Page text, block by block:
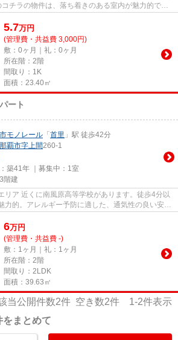
チラの物件は、落ち着きのある室内が魅力的で
日も...
5.7万円
(管理費・共益費 3,000円)
敷：0ヶ月｜礼：0ヶ月
所在階：2階
間取り：1K
面積：23.40㎡
ート
モノレール 「 首里 」駅 徒歩42分
那覇市字上間260-1
築41年 ｜募集中： 1室
階建
ア 近くに南風原高等学校があります。徒歩4分以
力的。アレルギー予防に適した、通気性の良い安心
...
6万円
(管理費・共益費 -)
敷：1ヶ月｜礼：1ヶ月
所在階：2階
間取り：2LDK
面積：39.63㎡
当公開件数2件 空き数2件 1-2件表示
をまとめて